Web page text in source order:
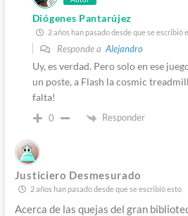
Diógenes Pantarújez
2 años han pasado desde que se escribió
Responde a Alejandro
Uy, es verdad. Pero solo en ese
un poste, a Flash la cosmic
falta!
0 Responder
Justiciero Desmesurado
2 años han pasado desde que se escribió esto
Acerca de las quejas del gran